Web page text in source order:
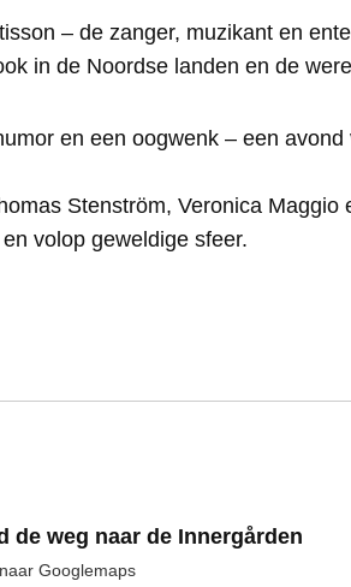
– de zanger, muzikant en
in de Noordse landen en de
en een oogwenk – een
Stenström, Veronica Maggio
volop geweldige sfeer.
de weg naar de Innergården
Googlemaps